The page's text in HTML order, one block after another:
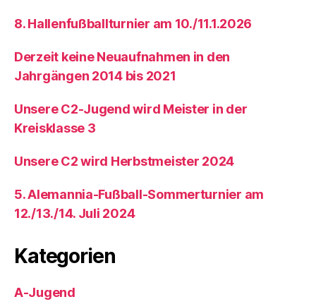
8. Hallenfußballturnier am 10./11.1.2026
Derzeit keine Neuaufnahmen in den
Jahrgängen 2014 bis 2021
Unsere C2-Jugend wird Meister in der
Kreisklasse 3
Unsere C2 wird Herbstmeister 2024
5. Alemannia-Fußball-Sommerturnier am
12./13./14. Juli 2024
Kategorien
A-Jugend